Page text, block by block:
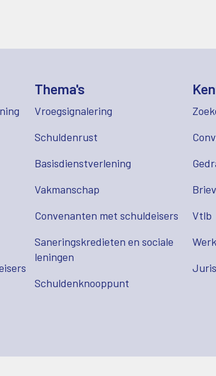
Thema's
Vroegsignalering
Schuldenrust
Basisdienstverlening
Vakmanschap
Convenanten met schuldeisers
Saneringskredieten en sociale
leningen
Schuldenknooppunt
Vtlb